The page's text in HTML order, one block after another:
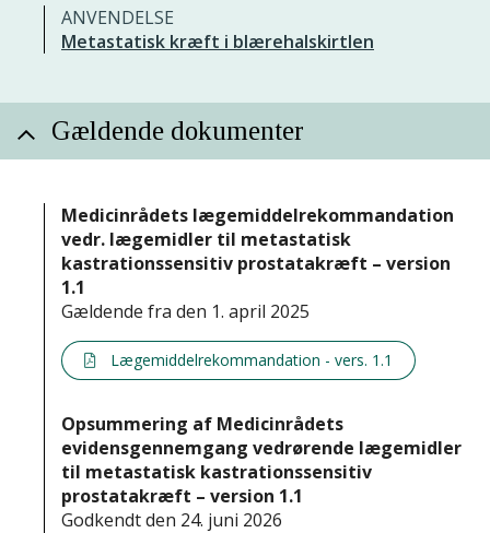
ANVENDELSE
Metastatisk kræft i blærehalskirtlen
Gældende dokumenter
Medicinrådets lægemiddelrekommandation
vedr. lægemidler til metastatisk
kastrationssensitiv prostatakræft – version
1.1
Gældende fra den 1. april 2025
Lægemiddelrekommandation - vers. 1.1
Opsummering af Medicinrådets
evidensgennemgang vedrørende lægemidler
til metastatisk kastrationssensitiv
prostatakræft – version 1.1
Godkendt den 24. juni 2026